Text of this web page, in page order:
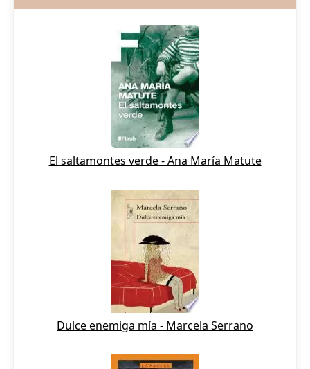
El saltamontes verde - Ana María Matute
Dulce enemiga mía - Marcela Serrano